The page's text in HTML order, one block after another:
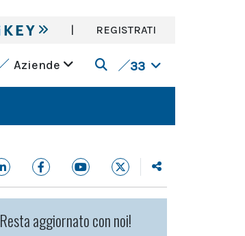
| REGISTRATI
Aziende 33
Resta aggiornato con noi!